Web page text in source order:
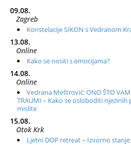
09.08.
Zagreb
Konstelacije SIKON s Vedranom
13.08.
Online
Kako se nositi s emocijama?
14.08.
Online
Vedrana Meštrović: ONO ŠTO VAM
TRAUMI – Kako se osloboditi njezinih
mislite
15.08.
Otok Krk
Ljetni DOP retreat – Izvorno